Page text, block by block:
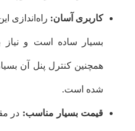
کاربری آسان: راه‌اندازی
بسیار ساده است و
همچنین کنترل پنل آن
شده است.
قیمت بسیار مناسب: در